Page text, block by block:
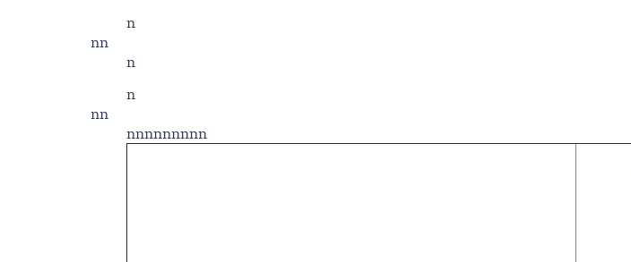
n
nn
n
n
nn
nnnnnnnnn